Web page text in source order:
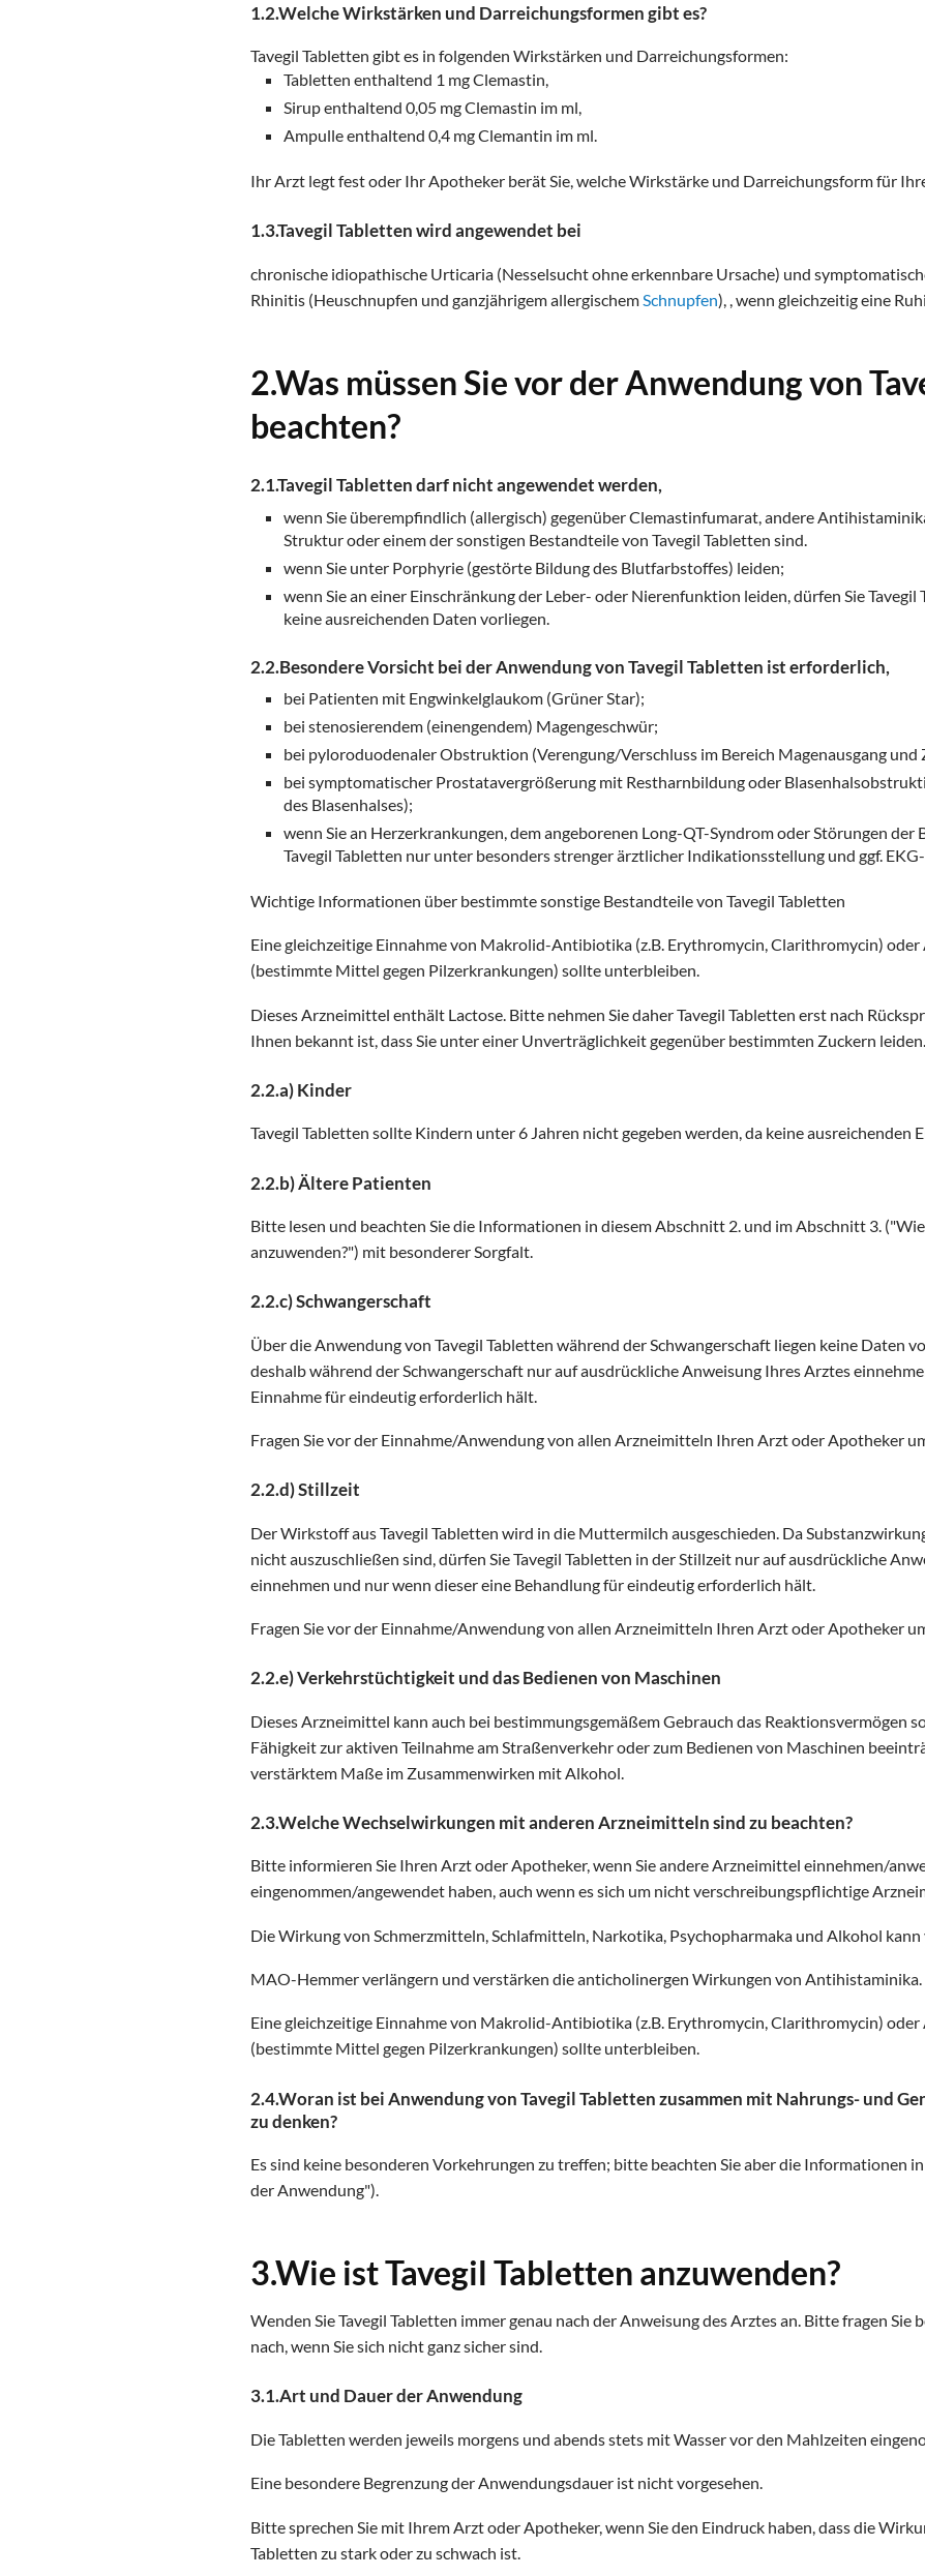
1.2.Welche Wirkstärken und Darreichungsformen gibt es?
Tavegil Tabletten gibt es in folgenden Wirkstärken und Darreichungsformen:
Tabletten enthaltend 1 mg Clemastin,
Sirup enthaltend 0,05 mg Clemastin im ml,
Ampulle enthaltend 0,4 mg Clemantin im ml.
Ihr Arzt legt fest oder Ihr Apotheker berät Sie, welche Wirkstärke und Darreichungsform für
1.3.Tavegil Tabletten wird angewendet bei
chronische idiopathische Urticaria (Nesselsucht ohne erkennbare Ursache) und
Rhinitis (Heuschnupfen und ganzjährigem allergischem Schnupfen), , wenn gleichzeitig eine
2.Was müssen Sie vor der Anwendung von
beachten?
2.1.Tavegil Tabletten darf nicht angewendet werden,
wenn Sie überempfindlich (allergisch) gegenüber Clemastinfumarat, andere
Struktur oder einem der sonstigen Bestandteile von Tavegil Tabletten sind.
wenn Sie unter Porphyrie (gestörte Bildung des Blutfarbstoffes) leiden;
wenn Sie an einer Einschränkung der Leber- oder Nierenfunktion leiden, dürfen Sie
keine ausreichenden Daten vorliegen.
2.2.Besondere Vorsicht bei der Anwendung von Tavegil Tabletten ist erforderlich,
bei Patienten mit Engwinkelglaukom (Grüner Star);
bei stenosierendem (einengendem) Magengeschwür;
bei pyloroduodenaler Obstruktion (Verengung/Verschluss im Bereich Magenausgang
bei symptomatischer Prostatavergrößerung mit Restharnbildung oder
des Blasenhalses);
wenn Sie an Herzerkrankungen, dem angeborenen Long-QT-Syndrom oder Störungen der
Tavegil Tabletten nur unter besonders strenger ärztlicher Indikationsstellung und ggf.
Wichtige Informationen über bestimmte sonstige Bestandteile von Tavegil Tabletten
Eine gleichzeitige Einnahme von Makrolid-Antibiotika (z.B. Erythromycin, Clarithromycin)
(bestimmte Mittel gegen Pilzerkrankungen) sollte unterbleiben.
Dieses Arzneimittel enthält Lactose. Bitte nehmen Sie daher Tavegil Tabletten erst nach
Ihnen bekannt ist, dass Sie unter einer Unverträglichkeit gegenüber bestimmten Zuckern leiden.
2.2.a) Kinder
Tavegil Tabletten sollte Kindern unter 6 Jahren nicht gegeben werden, da keine ausreichenden
2.2.b) Ältere Patienten
Bitte lesen und beachten Sie die Informationen in diesem Abschnitt 2. und im Abschnitt 3.
anzuwenden?") mit besonderer Sorgfalt.
2.2.c) Schwangerschaft
Über die Anwendung von Tavegil Tabletten während der Schwangerschaft liegen keine Daten
deshalb während der Schwangerschaft nur auf ausdrückliche Anweisung Ihres Arztes
Einnahme für eindeutig erforderlich hält.
Fragen Sie vor der Einnahme/Anwendung von allen Arzneimitteln Ihren Arzt oder Apotheker
2.2.d) Stillzeit
Der Wirkstoff aus Tavegil Tabletten wird in die Muttermilch ausgeschieden. Da
nicht auszuschließen sind, dürfen Sie Tavegil Tabletten in der Stillzeit nur auf ausdrückliche
einnehmen und nur wenn dieser eine Behandlung für eindeutig erforderlich hält.
Fragen Sie vor der Einnahme/Anwendung von allen Arzneimitteln Ihren Arzt oder Apotheker
2.2.e) Verkehrstüchtigkeit und das Bedienen von Maschinen
Dieses Arzneimittel kann auch bei bestimmungsgemäßem Gebrauch das Reaktionsvermögen
Fähigkeit zur aktiven Teilnahme am Straßenverkehr oder zum Bedienen von Maschinen
verstärktem Maße im Zusammenwirken mit Alkohol.
2.3.Welche Wechselwirkungen mit anderen Arzneimitteln sind zu beachten?
Bitte informieren Sie Ihren Arzt oder Apotheker, wenn Sie andere Arzneimittel einnehmen/
eingenommen/angewendet haben, auch wenn es sich um nicht verschreibungspflichtige
Die Wirkung von Schmerzmitteln, Schlafmitteln, Narkotika, Psychopharmaka und Alkohol kann
MAO-Hemmer verlängern und verstärken die anticholinergen Wirkungen von Antihistaminika.
Eine gleichzeitige Einnahme von Makrolid-Antibiotika (z.B. Erythromycin, Clarithromycin)
(bestimmte Mittel gegen Pilzerkrankungen) sollte unterbleiben.
2.4.Woran ist bei Anwendung von Tavegil Tabletten zusammen mit Nahrungs- und
zu denken?
Es sind keine besonderen Vorkehrungen zu treffen; bitte beachten Sie aber die Informationen
der Anwendung").
3.Wie ist Tavegil Tabletten anzuwenden?
Wenden Sie Tavegil Tabletten immer genau nach der Anweisung des Arztes an. Bitte fragen
nach, wenn Sie sich nicht ganz sicher sind.
3.1.Art und Dauer der Anwendung
Die Tabletten werden jeweils morgens und abends stets mit Wasser vor den Mahlzeiten
Eine besondere Begrenzung der Anwendungsdauer ist nicht vorgesehen.
Bitte sprechen Sie mit Ihrem Arzt oder Apotheker, wenn Sie den Eindruck haben, dass die
Tabletten zu stark oder zu schwach ist.